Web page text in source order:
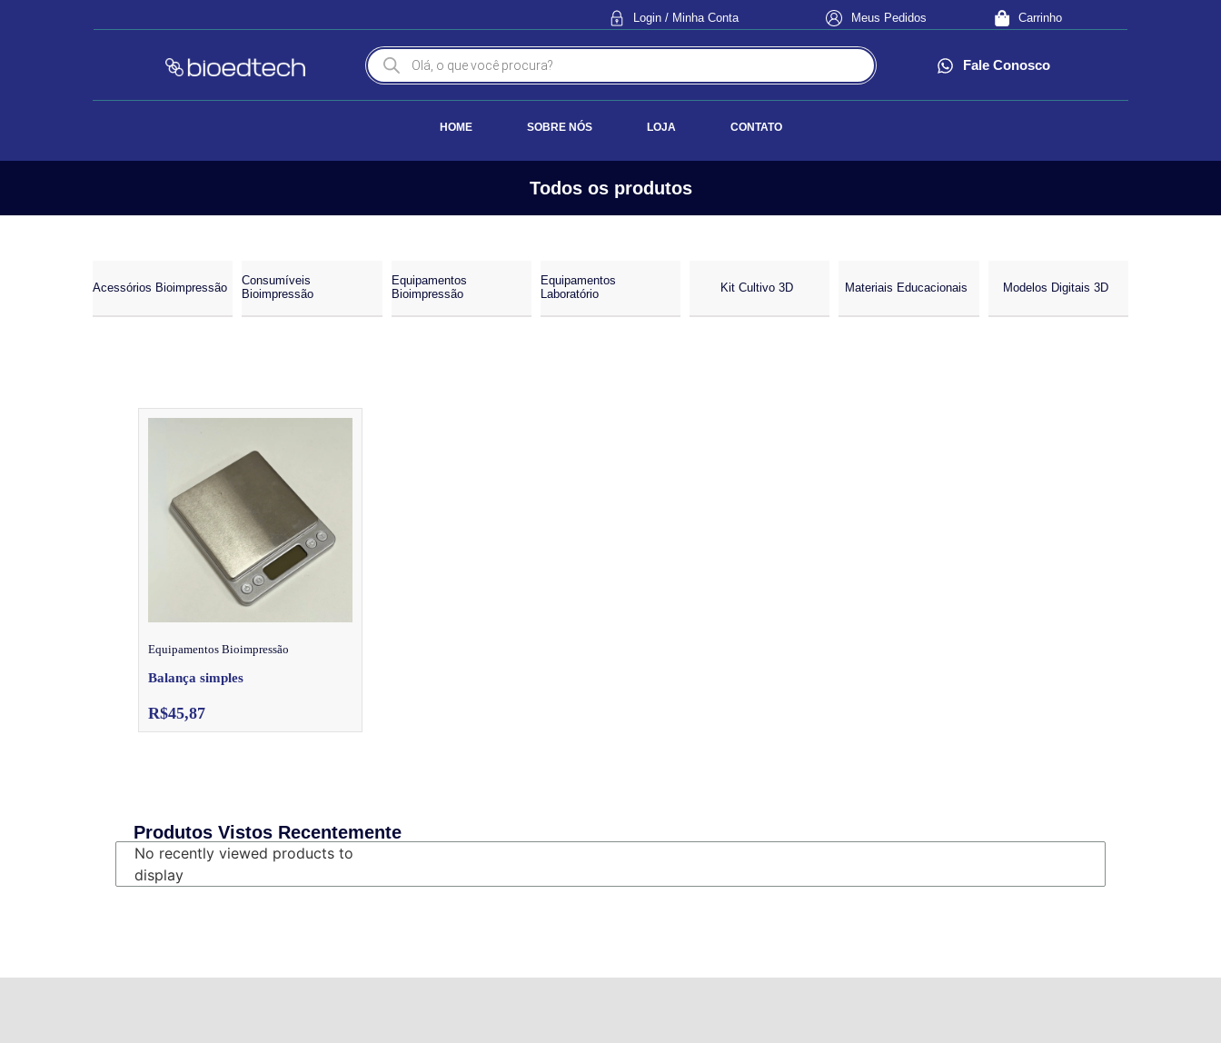
Login / Minha Conta Meus Pedidos Carrinho
Fale Conosco
HOME SOBRE NÓS LOJA CONTATO
Todos os produtos
Acessórios Bioimpressão
Consumíveis
Bioimpressão
Equipamentos
Bioimpressão
Equipamentos
Laboratório
Kit Cultivo 3D Materiais Educacionais Modelos Digitais 3D
Equipamentos Bioimpressão
Balança simples
R$45,87
Produtos Vistos Recentemente
No recently viewed products to
display